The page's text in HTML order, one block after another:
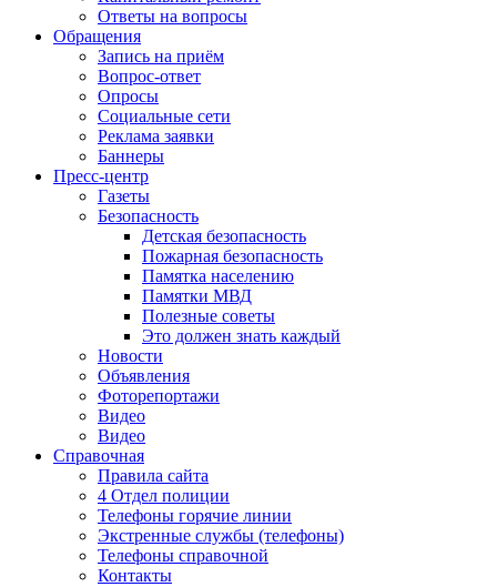
Ответы на вопросы
Обращения
Запись на приём
Вопрос-ответ
Опросы
Социальные сети
Реклама заявки
Баннеры
Пресс-центр
Газеты
Безопасность
Детская безопасность
Пожарная безопасность
Памятка населению
Памятки МВД
Полезные советы
Это должен знать каждый
Новости
Объявления
Фоторепортажи
Видео
Видео
Справочная
Правила сайта
4 Отдел полиции
Телефоны горячие линии
Экстренные службы (телефоны)
Телефоны справочной
Контакты